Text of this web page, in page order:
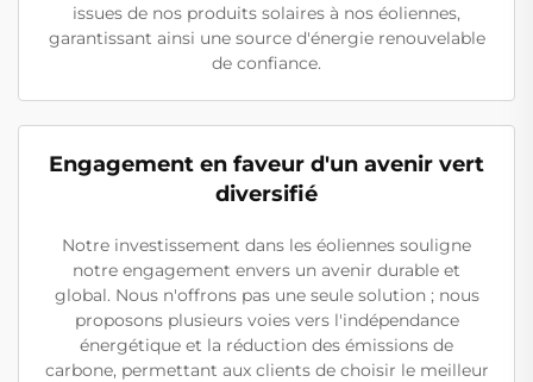
issues de nos produits solaires à nos éoliennes,
garantissant ainsi une source d'énergie renouvelable
de confiance.
Engagement en faveur d'un avenir vert
diversifié
Notre investissement dans les éoliennes souligne
notre engagement envers un avenir durable et
global. Nous n'offrons pas une seule solution ; nous
proposons plusieurs voies vers l'indépendance
énergétique et la réduction des émissions de
carbone, permettant aux clients de choisir le meilleur